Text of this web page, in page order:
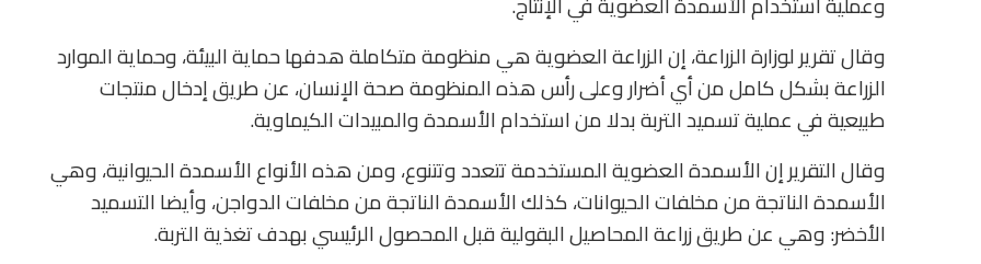
وقال تقرير لوزارة الزراعة، إن الزراعة العضوية هي منظومة متكاملة هدفها حماية البيئة، وحماية الموارد
الزراعة بشكل كامل من أي أضرار وعلى رأس هذه المنظومة صحة الإنسان، عن طريق إدخال منتجات
طبيعية في عملية تسميد التربة بدلا من استخدام الأسمدة والمبيدات الكيماوية.
وقال التقرير إن الأسمدة العضوية المستخدمة تتعدد وتتنوع، ومن هذه الأنواع الأسمدة الحيوانية، وهي
الأسمدة الناتجة من مخلفات الحيوانات، كذلك الأسمدة الناتجة من مخلفات الدواجن، وأيضا التسميد
الأخضر: وهي عن طريق زراعة المحاصيل البقولية قبل المحصول الرئيسي بهدف تغذية التربة.